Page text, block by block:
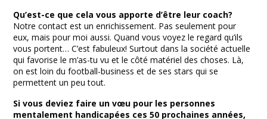
Qu’est-ce que cela vous apporte d’être leur coach?
Notre contact est un enrichissement. Pas seulement pour
eux, mais pour moi aussi. Quand vous voyez le regard qu’ils
vous portent… C’est fabuleux! Surtout dans la société actuelle
qui favorise le m’as-tu vu et le côté matériel des choses. Là,
on est loin du football-business et de ses stars qui se
permettent un peu tout.
Si vous deviez faire un vœu pour les personnes
mentalement handicapées ces 50 prochaines années,